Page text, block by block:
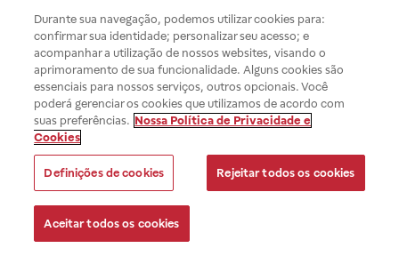
Durante sua navegação, podemos utilizar cookies para:
confirmar sua identidade; personalizar seu acesso; e
acompanhar a utilização de nossos websites, visando o
aprimoramento de sua funcionalidade. Alguns cookies são
essenciais para nossos serviços, outros opcionais. Você
poderá gerenciar os cookies que utilizamos de acordo com
suas preferências. Nossa Política de Privacidade e
Cookies
Definições de cookies Rejeitar todos os cookies
Aceitar todos os cookies